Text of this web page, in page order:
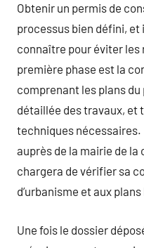
Obtenir un permis de
processus bien défini,
connaître pour éviter les
première phase est la
comprenant les plans
détaillée des travaux, et
techniques
auprès de la mairie de
chargera de vérifier sa
d’urbanisme et aux
Une fois le dossier